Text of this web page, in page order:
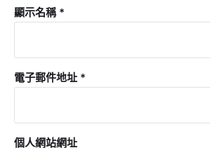
顯示名稱 *
電子郵件地址 *
個人網站網址